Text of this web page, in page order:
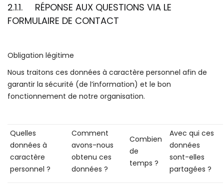
2.1.1. RÉPONSE AUX QUESTIONS VIA LE
FORMULAIRE DE CONTACT
Obligation légitime
Nous traitons ces données à caractère personnel afin de
garantir la sécurité (de l’information) et le bon
fonctionnement de notre organisation.
Quelles
données à
caractère
personnel ?
Comment
avons-nous
obtenu ces
données ?
Combien
de
temps ?
Avec qui ces
données
sont-elles
partagées ?